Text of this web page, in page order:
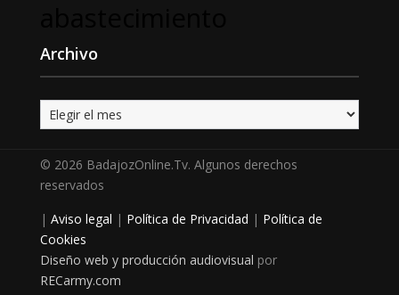
Archivo
Archivo
© 2026 BadajozOnline.Tv. Algunos derechos
reservados
| Aviso legal | Política de Privacidad | Política de
Cookies
Diseño web y producción audiovisual por
RECarmy.com